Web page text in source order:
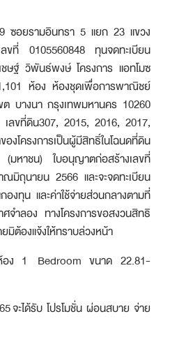
ซอยรามอินทรา 5 แยก 23 แขวง
ขที่ 0105560848 ทุนจดทะเบียน
ชษฐ์ วิพันธ์พงษ์ โครงการ แอทโมซ
ห้อง ห้องชุดเพื่อการพาณิชย์
บางนา กรุงเทพมหานคร 10260
ลขที่ดิน307, 2015, 2016, 2017,
โครงการเป็นผู้มีสิทธิ์ในโฉนดที่ดิน
หาชน) ใบอนุญาตก่อสร้างเลขที่
มิถุนายน 2566 และจะจดทะเบียน
องทุน และค่าใช้จ่ายส่วนกลางตามที่
ำลอง ทางโครงการขอสงวนสิทธิ
มิต้องแจ้งให้ทราบล่วงหน้า
1 Bedroom ขนาด 22.81-
จะได้รับ โปรโมชั่น ผ่อนสบาย จ่าย